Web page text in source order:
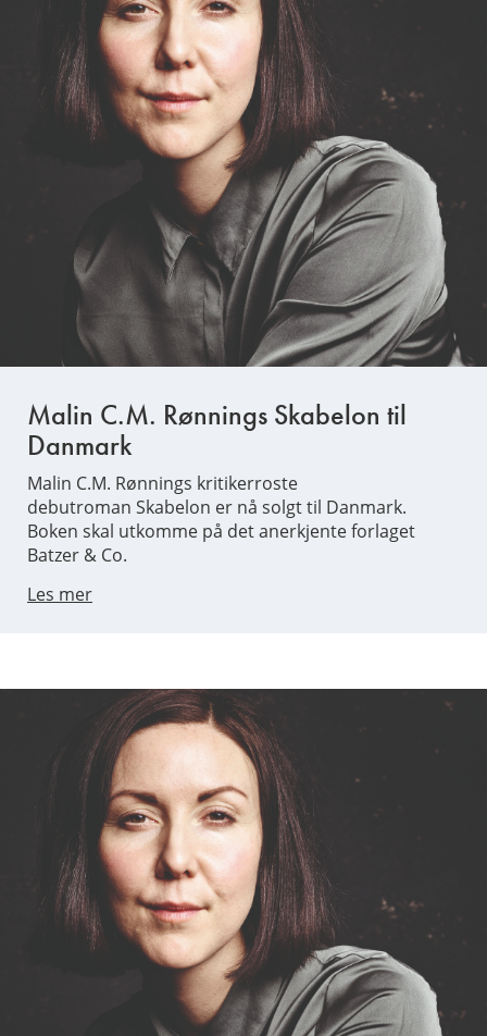
Malin C.M. Rønnings Skabelon til
Danmark
Malin C.M. Rønnings kritikerroste
debutroman Skabelon er nå solgt til Danmark.
Boken skal utkomme på det anerkjente forlaget
Batzer & Co.
Les mer